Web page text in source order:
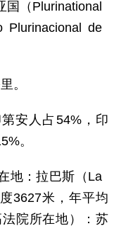
国（Plurinational
de
。
安人占54%，印
。
地：拉巴斯（La
3627米，年平均
院所在地）：苏